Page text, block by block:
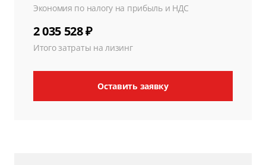
Экономия по налогу на прибыль и НДС
2 035 528 ₽
Итого затраты на лизинг
Оставить заявку